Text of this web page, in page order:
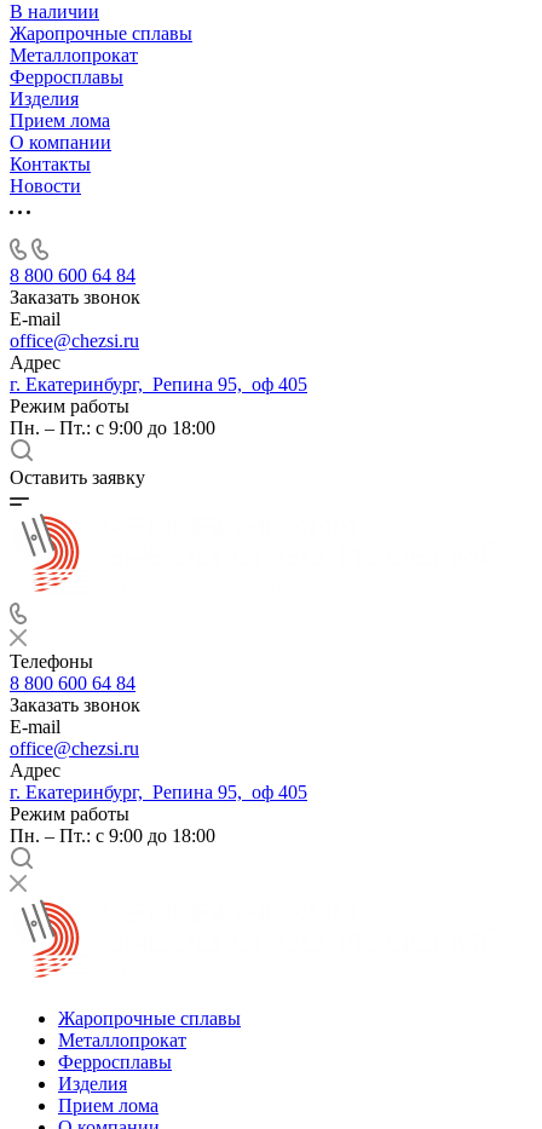
В наличии
Жаропрочные сплавы
Металлопрокат
Ферросплавы
Изделия
Прием лома
О компании
Контакты
Новости
8 800 600 64 84
Заказать звонок
E-mail
office@chezsi.ru
Адрес
г. Екатеринбург, Репина 95, оф 405
Режим работы
Пн. – Пт.: с 9:00 до 18:00
Оставить заявку
Телефоны
8 800 600 64 84
Заказать звонок
E-mail
office@chezsi.ru
Адрес
г. Екатеринбург, Репина 95, оф 405
Режим работы
Пн. – Пт.: с 9:00 до 18:00
Жаропрочные сплавы
Металлопрокат
Ферросплавы
Изделия
Прием лома